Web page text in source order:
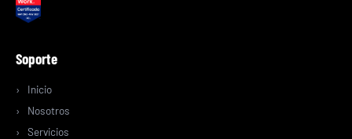
Soporte
Inicio
Nosotros
Servicios